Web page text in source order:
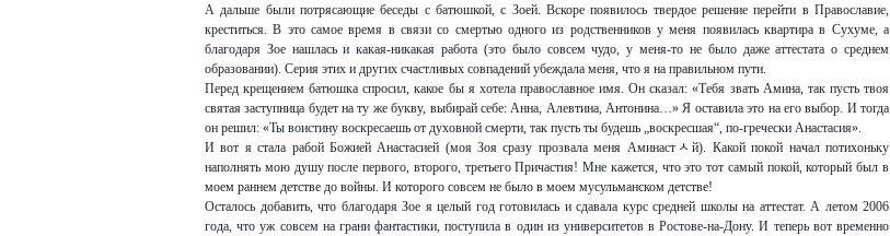
А дальше были потрясающие беседы с батюшкой, с Зоей. Вскоре появилось твердое решение перейти в Православие,
креститься. В это самое время в связи со смертью одного из родственников у меня появилась квартира в Сухуме, а
благодаря Зое нашлась и какая-никакая работа (это было совсем чудо, у меня-то не было даже аттестата о среднем
образовании). Серия этих и других счастливых совпадений убеждала меня, что я на правильном пути.
Перед крещением батюшка спросил, какое бы я хотела православное имя. Он сказал: «Тебя звать Амина, так пусть твоя
святая заступница будет на ту же букву, выбирай себе: Анна, Алевтина, Антонина…» Я оставила это на его выбор. И тогда
он решил: «Ты воистину воскресаешь от духовной смерти, так пусть ты будешь „воскресшая“, по-гречески Анастасия».
И вот я стала рабой Божией Анастасией (моя Зоя сразу прозвала меня Аминастﾵй). Какой покой начал потихоньку
наполнять мою душу после первого, второго, третьего Причастия! Мне кажется, что это тот самый покой, который был в
моем раннем детстве до войны. И которого совсем не было в моем мусульманском детстве!
Осталось добавить, что благодаря Зое я целый год готовилась и сдавала курс средней школы на аттестат. А летом 2006
года, что уж совсем на грани фантастики, поступила в один из университетов в Ростове-на-Дону. И теперь вот временно